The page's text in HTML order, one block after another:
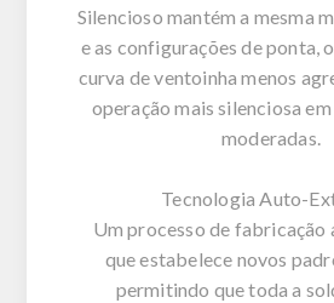
Silencioso mantém a mesma
e as configurações de ponta,
curva de ventoinha menos
operação mais silenciosa
moderadas.
Tecnologia Auto-
Um processo de fabricação
que estabelece novos
permitindo que toda a